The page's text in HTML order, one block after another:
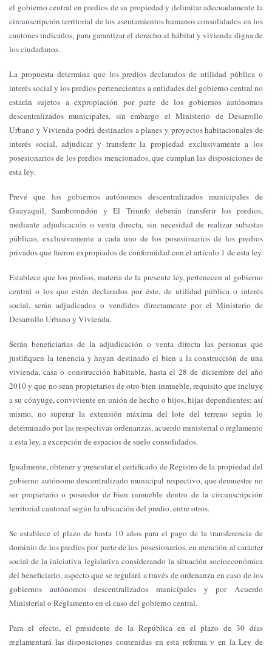
el gobierno central en predios de su propiedad y delimitar adecuadamente la
circunscripción territorial de los asentamientos humanos consolidados en los
cantones indicados, para garantizar el derecho al hábitat y vivienda digna de
los ciudadanos.
La propuesta determina que los predios declarados de utilidad pública o
interés social y los predios pertenecientes a entidades del gobierno central no
estarán sujetos a expropiación por parte de los gobiernos autónomos
descentralizados municipales, sin embargo el Ministerio de Desarrollo
Urbano y Vivienda podrá destinarlos a planes y proyectos habitacionales de
interés social, adjudicar y transferir la propiedad exclusivamente a los
posesionarios de los predios mencionados, que cumplan las disposiciones de
esta ley.
Prevé que los gobiernos autónomos descentralizados municipales de
Guayaquil, Samborondón y El Triunfo deberán transferir los predios,
mediante adjudicación o venta directa, sin necesidad de realizar subastas
públicas, exclusivamente a cada uno de los posesionarios de los predios
privados que fueron expropiados de conformidad con el artículo 1 de esta ley.
Establece que los predios, materia de la presente ley, pertenecen al gobierno
central o los que estén declarados por éste, de utilidad pública o interés
social, serán adjudicados o vendidos directamente por el Ministerio de
Desarrollo Urbano y Vivienda.
Serán beneficiarias de la adjudicación o venta directa las personas que
justifiquen la tenencia y hayan destinado el bien a la construcción de una
vivienda, casa o construcción habitable, hasta el 28 de diciembre del año
2010 y que no sean propietarios de otro bien inmueble, requisito que incluye
a su cónyuge, conviviente en unión de hecho o hijos, hijas dependientes; así
mismo, no superar la extensión máxima del lote del terreno según lo
determinado por las respectivas ordenanzas, acuerdo ministerial o reglamento
a esta ley, a excepción de espacios de suelo consolidados.
Igualmente, obtener y presentar el certificado de Registro de la propiedad del
gobierno autónomo descentralizado municipal respectivo, que demuestre no
ser propietario o poseedor de bien inmueble dentro de la circunscripción
territorial cantonal según la ubicación del predio, entre otros.
Se establece el plazo de hasta 10 años para el pago de la transferencia de
dominio de los predios por parte de los posesionarios, en atención al carácter
social de la iniciativa legislativa considerando la situación socioeconómica
del beneficiario, aspecto que se regulará a través de ordenanza en caso de los
gobiernos autónomos descentralizados municipales y por Acuerdo
Ministerial o Reglamento en el caso del gobierno central.
Para el efecto, el presidente de la República en el plazo de 30 días
reglamentará las disposiciones contenidas en esta reforma y en la Ley de